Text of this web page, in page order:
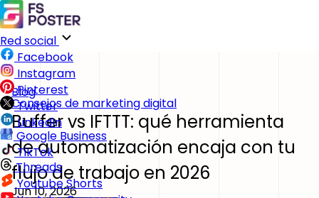
Red social
Facebook
Instagram
Pinterest
Twitter
LinkedIn
Google Business
TikTok
Threads
Youtube Shorts
Blog
Consejos de marketing digital
Buffer vs IFTTT: qué herramienta
de automatización encaja con tu
flujo de trabajo en 2026
Jun 10, 2026